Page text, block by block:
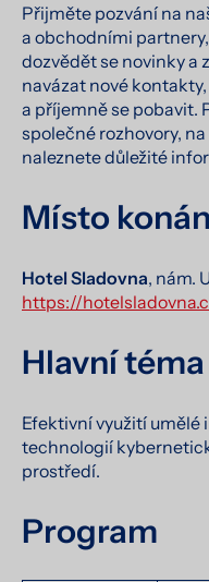
Přijměte pozvání na
a obchodními
dozvědět se novinky a
navázat nové
a příjemně se pobavit.
společné rozhovory,
naleznete důležité
Místo
Hotel Sladovna, nám.
https://
Hlavní
Efektivní využití
technologií
prostředí.
Program